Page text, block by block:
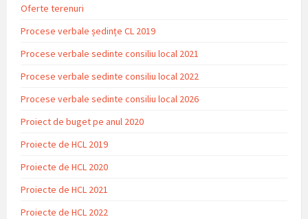
Oferte terenuri
Procese verbale ședințe CL 2019
Procese verbale sedinte consiliu local 2021
Procese verbale sedinte consiliu local 2022
Procese verbale sedinte consiliu local 2026
Proiect de buget pe anul 2020
Proiecte de HCL 2019
Proiecte de HCL 2020
Proiecte de HCL 2021
Proiecte de HCL 2022